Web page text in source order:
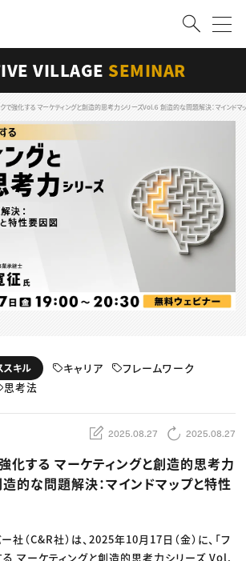
会員登録
探す
人検索
！
作
ア事情
ラム トップ
ー
VILLAGE SEMINAR
で強化する マーケティングと創造的思考力シリーズVol.６ 創造的な問題解決：マインドマ
スキル キャリア
フレームワーク
思考法
2025.08.27 2025.08.27
化する マーケティングと創造的思考力
的な問題解決：マインドマップと特性
社（C&R社）は、2025年10月17日（金）に、「フ
マーケティングと創造的思考力シリーズ Vol.